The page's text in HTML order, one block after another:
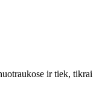
ir tiek, tikrai